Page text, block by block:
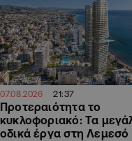
07.08.2026 21:37
Προτεραιότητα το
κυκλοφοριακό: Τα
οδικά έργα στη Λεμεσό